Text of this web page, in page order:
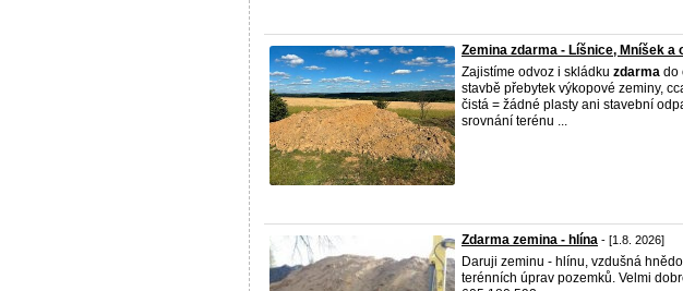
Zemina zdarma - Líšnice, Mníšek a
Zajistíme odvoz i skládku zdarma do
stavbě přebytek výkopové zeminy,
čistá = žádné plasty ani stavební
srovnání terénu ...
Zdarma zemina - hlína - [1.8. 2026]
Daruji zeminu - hlínu, vzdušná
terénních úprav pozemků. Velmi